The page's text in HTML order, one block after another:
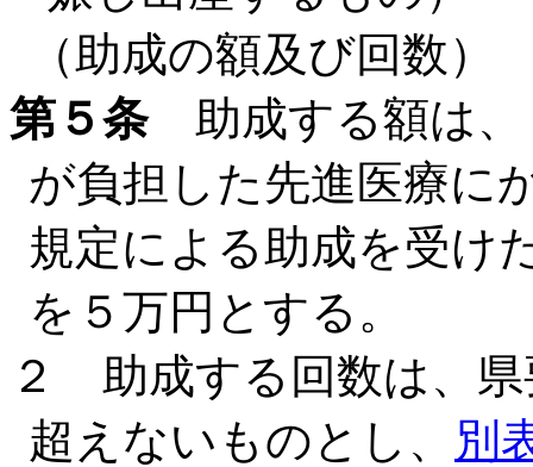
（助成の額及び回数）
第５条助成する額は、
が負担した先進医療に
規定による助成を受け
を５万円とする。
２ 助成する回数は、県
超えないものとし、 別